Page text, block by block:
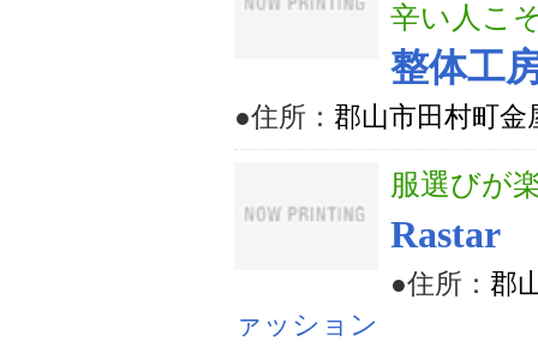
辛い人こ
整体工
●住所： 郡山市田村町金
服選びが
Rastar
●住所： 郡
ァッション